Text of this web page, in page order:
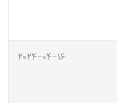
2024-04-16